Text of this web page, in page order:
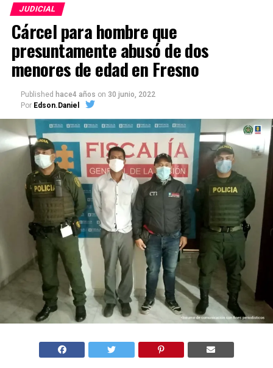
JUDICIAL
Cárcel para hombre que
presuntamente abusó de dos
menores de edad en Fresno
Published hace4 años on 30 junio, 2022
Por Edson.Daniel